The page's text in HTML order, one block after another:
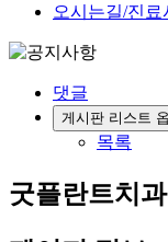
오시는길/진료
댓글
게시판 리스트
목록
굿플란트치